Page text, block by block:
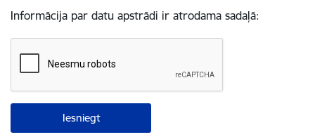
Informācija par datu apstrādi ir atrodama sadaļā: